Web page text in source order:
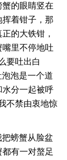
的眼睛竖在
着钳子，那
的大铁钳，
里不停地吐
要吐出白
泡是一个道
分一起被呼
不禁由衷地惊
螃蟹从脸盆
有一对螯足